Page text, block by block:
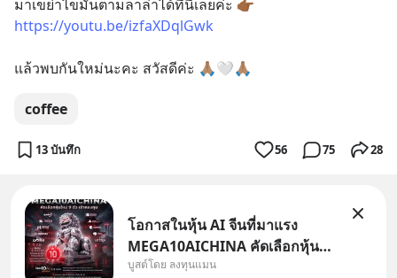
https://youtu.be/izfaXDqlGwk
แล้วพบกันใหม่นะคะ สวัสดีค่ะ 🙏🏽🤍🙏🏽
coffee
13 บันทึก 56 75 28
โอกาสในหุ้น AI จีนที่มาแรง
MEGA10AICHINA คัดเลือกหุ้น
ใหม่ 9 ตัว เข้ากองทุน.. ครอบคลุม
บูสต์โดย ลงทุนแมน